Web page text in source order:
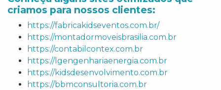
criamos para nossos clientes:
https://fabricakidseventos.com.br/
https://montadormoveisbrasilia.com.br
https://contabilcontex.com.br
https://lgengenhariaenergia.com.br
https://kidsdesenvolvimento.com.br
https://bbmconsultoria.com.br